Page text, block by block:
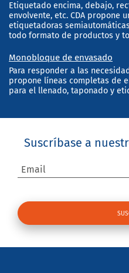
Etiquetado encima, debajo,
envolvente, etc. CDA propone
etiquetadoras
todo formato de productos y
Monobloque de envasado
Para responder a las
propone líneas completas de
para el llenado, taponado y
Suscríbase a
Email